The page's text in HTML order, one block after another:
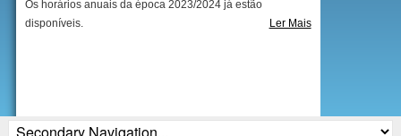
Os horários anuais da época 2023/2024 já estão
disponíveis.
Ler Mais